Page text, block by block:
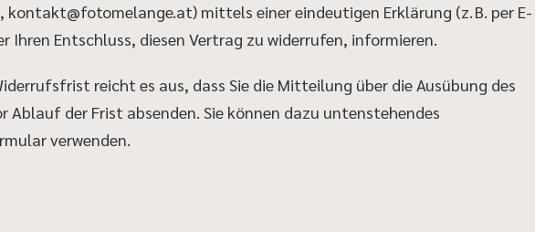
kontakt@fotomelange.at) mittels einer eindeutigen Erklärung (z. B. per E-
Ihren Entschluss, diesen Vertrag zu widerrufen, informieren.
reicht es aus, dass Sie die Mitteilung über die Ausübung des
Ablauf der Frist absenden. Sie können dazu untenstehendes
verwenden.